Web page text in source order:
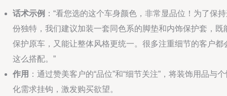
话术示例 ：“看您选的这个车身颜色，非常显品位！为了保
份独特，我们建议加装一套同色系的脚垫和内饰保护套，既
保护原车，又能让整体风格更统一。很多注重细节的客户都
这么搭配。”
作用 ：通过赞美客户的“品位”和“细节关注”，将装饰用品与
化需求挂钩，激发购买欲望。